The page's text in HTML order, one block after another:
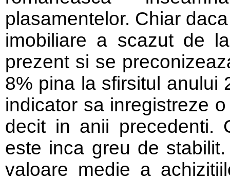
plasamentelor. Chiar
imobiliare a scazut de
prezent si se
8% pina la sfirsitul anului
indicator sa inregistreze
decit in anii precedenti.
este inca greu de
valoare medie a